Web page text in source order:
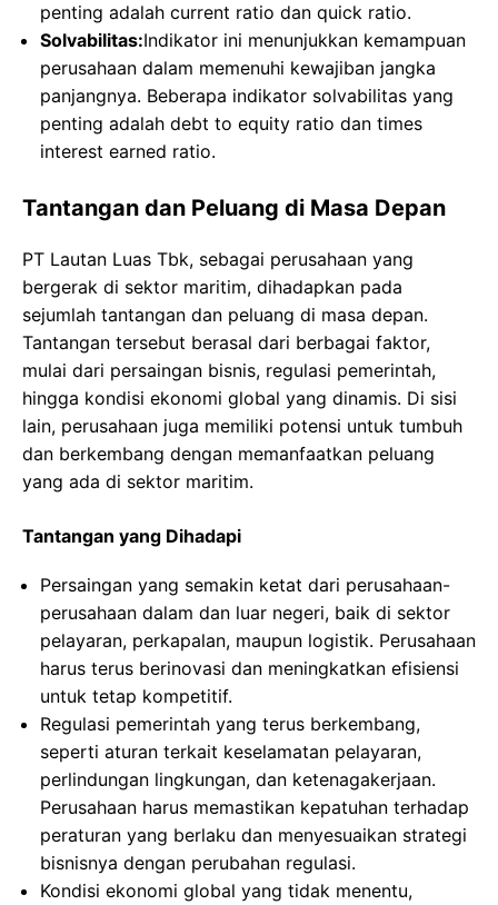
penting adalah current ratio dan quick ratio.
Solvabilitas:Indikator ini menunjukkan kemampuan
perusahaan dalam memenuhi kewajiban jangka
panjangnya. Beberapa indikator solvabilitas yang
penting adalah debt to equity ratio dan times
interest earned ratio.
Tantangan dan Peluang di Masa Depan
PT Lautan Luas Tbk, sebagai perusahaan yang
bergerak di sektor maritim, dihadapkan pada
sejumlah tantangan dan peluang di masa depan.
Tantangan tersebut berasal dari berbagai faktor,
mulai dari persaingan bisnis, regulasi pemerintah,
hingga kondisi ekonomi global yang dinamis. Di sisi
lain, perusahaan juga memiliki potensi untuk tumbuh
dan berkembang dengan memanfaatkan peluang
yang ada di sektor maritim.
Tantangan yang Dihadapi
Persaingan yang semakin ketat dari perusahaan-
perusahaan dalam dan luar negeri, baik di sektor
pelayaran, perkapalan, maupun logistik. Perusahaan
harus terus berinovasi dan meningkatkan efisiensi
untuk tetap kompetitif.
Regulasi pemerintah yang terus berkembang,
seperti aturan terkait keselamatan pelayaran,
perlindungan lingkungan, dan ketenagakerjaan.
Perusahaan harus memastikan kepatuhan terhadap
peraturan yang berlaku dan menyesuaikan strategi
bisnisnya dengan perubahan regulasi.
Kondisi ekonomi global yang tidak menentu,